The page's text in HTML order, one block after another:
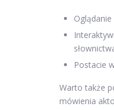
Postacie
Warto także
mówienia